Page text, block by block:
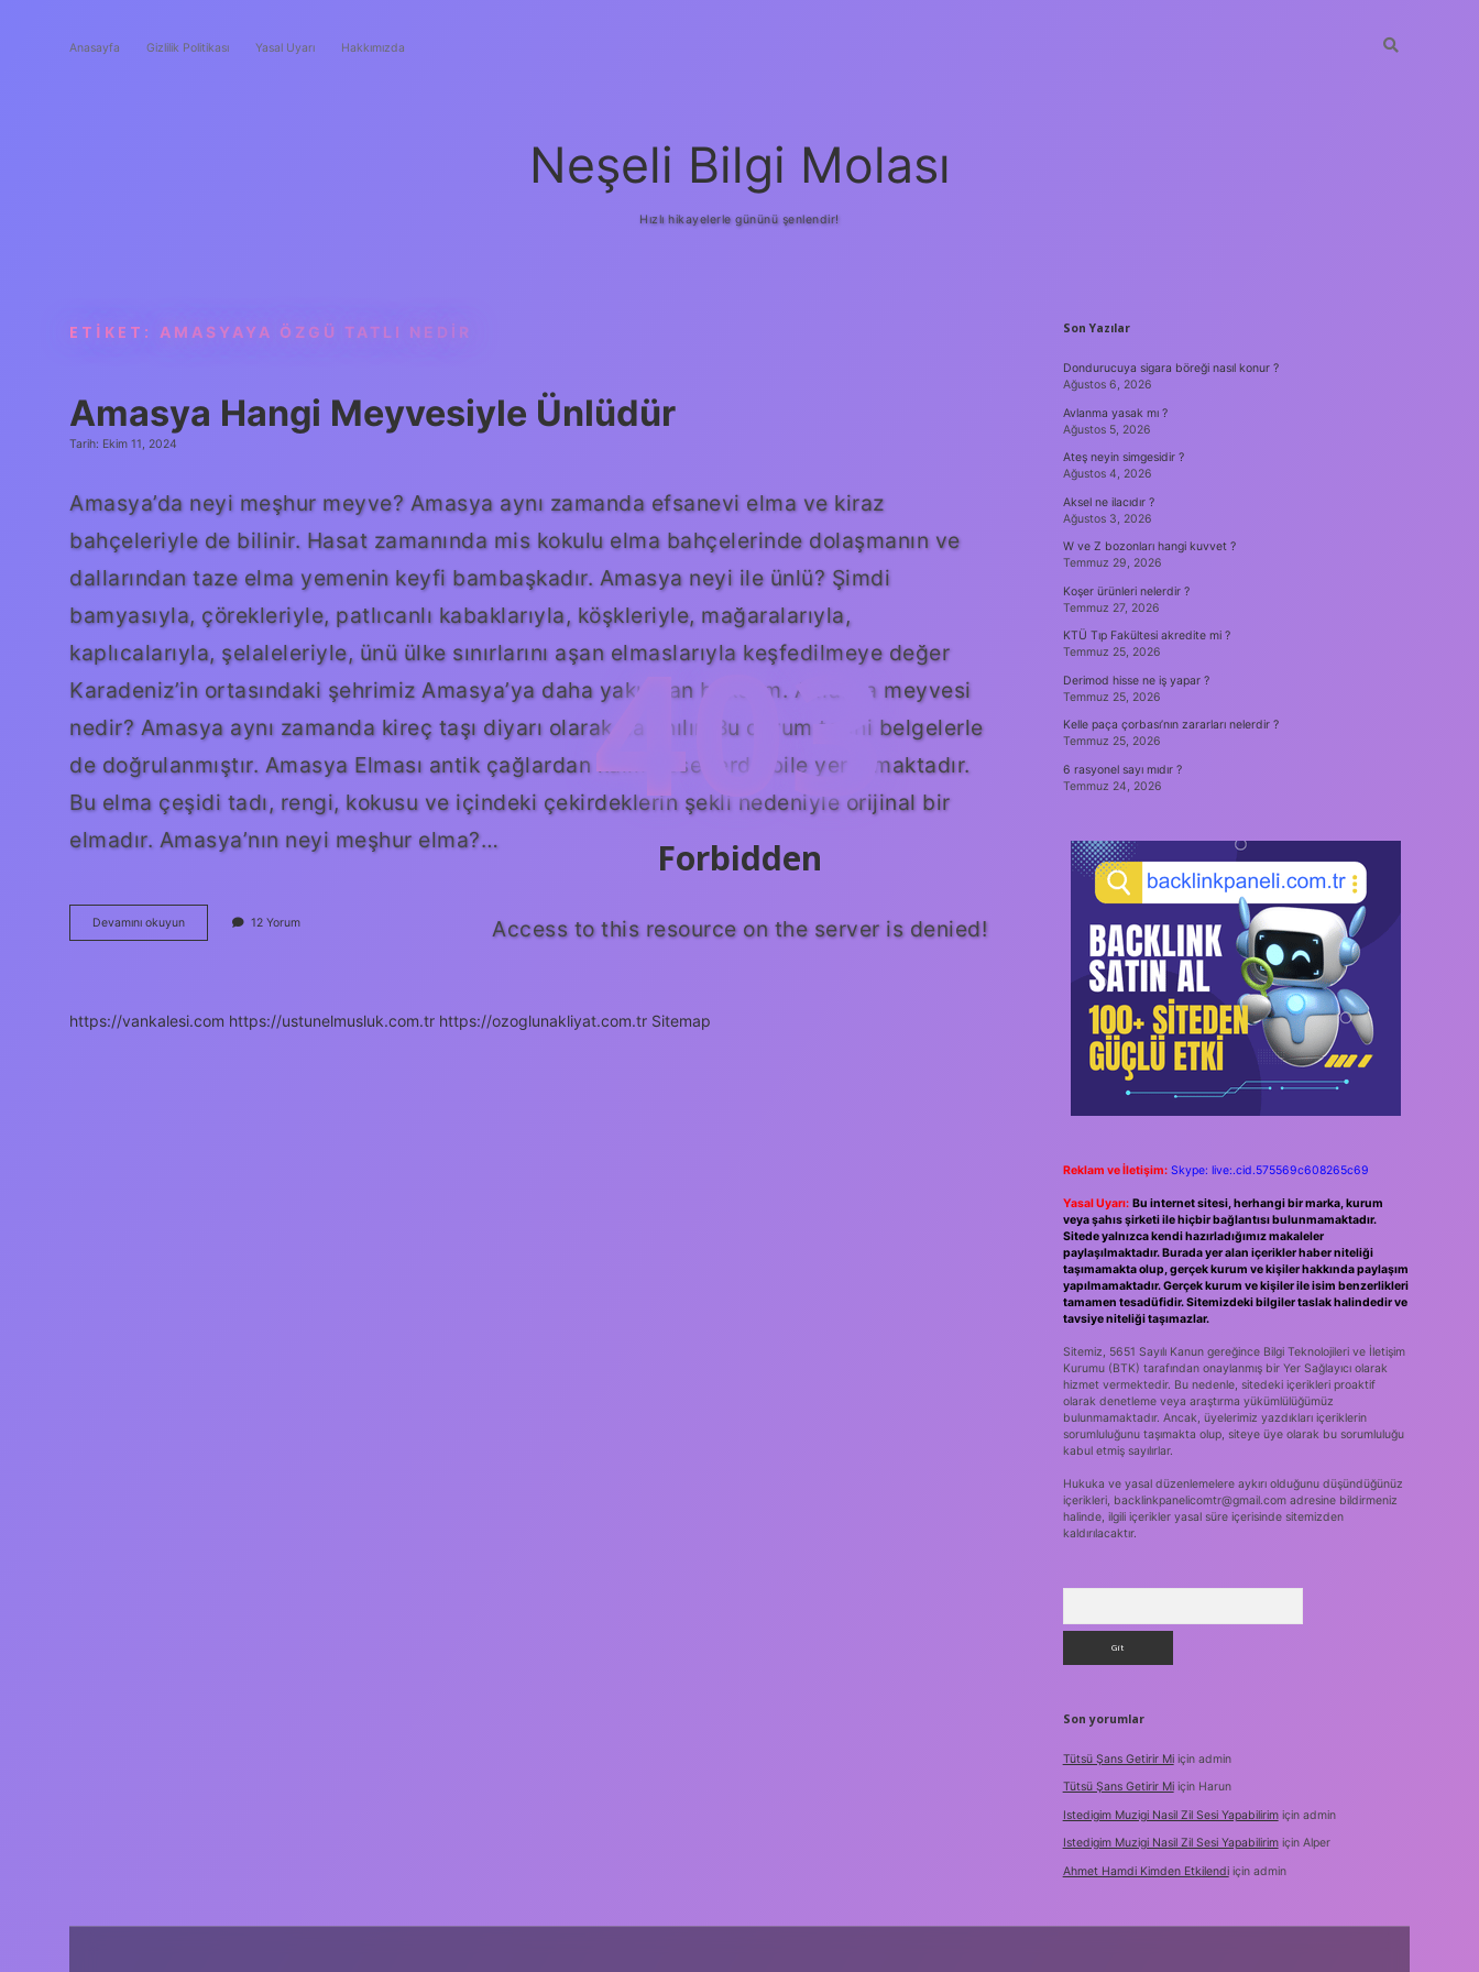
Anasayfa Gizlilik Politikası Yasal Uyarı Hakkımızda
Neşeli Bilgi Molası
Hızlı hikayelerle gününü şenlendir!
ETIKET: AMASYAYA ÖZGÜ TATLI NEDIR
Amasya Hangi Meyvesiyle Ünlüdür
Tarih: Ekim 11, 2024
Amasya’da neyi meşhur meyve? Amasya aynı zamanda efsanevi elma ve kiraz
bahçeleriyle de bilinir. Hasat zamanında mis kokulu elma bahçelerinde dolaşmanın ve
dallarından taze elma yemenin keyfi bambaşkadır. Amasya neyi ile ünlü? Şimdi
bamyasıyla, çörekleriyle, patlıcanlı kabaklarıyla, köşkleriyle, mağaralarıyla,
kaplıcalarıyla, şelaleleriyle, ünü ülke sınırlarını aşan elmaslarıyla keşfedilmeye değer
Karadeniz’in ortasındaki şehrimiz Amasya’ya daha yakından bakalım. Amasya meyvesi
nedir? Amasya aynı zamanda kireç taşı diyarı olarak da anılır. Bu durum tarihi belgelerle
de doğrulanmıştır. Amasya Elması antik çağlardan kalma eserlerde bile yer almaktadır.
Bu elma çeşidi tadı, rengi, kokusu ve içindeki çekirdeklerin şekli nedeniyle orijinal bir
elmadır. Amasya’nın neyi meşhur elma?…
Devamını okuyunAmasya
Hangi
12 Yorum
https://vankalesi.com https://ustunelmusluk.com.tr https://ozoglunakliyat.com.tr Sitemap
SIDEBAR
Son Yazılar
Dondurucuya sigara böreği nasıl konur ?
Ağustos 6, 2026
Avlanma yasak mı ?
Ağustos 5, 2026
Ateş neyin simgesidir ?
Ağustos 4, 2026
Aksel ne ilacıdır ?
Ağustos 3, 2026
W ve Z bozonları hangi kuvvet ?
Temmuz 29, 2026
Koşer ürünleri nelerdir ?
Temmuz 27, 2026
KTÜ Tıp Fakültesi akredite mi ?
Temmuz 25, 2026
Derimod hisse ne iş yapar ?
Temmuz 25, 2026
Kelle paça çorbası’nın zararları nelerdir ?
Temmuz 25, 2026
6 rasyonel sayı mıdır ?
Temmuz 24, 2026
Reklam ve İletişim: Skype: live:.cid.575569c608265c69
Yasal Uyarı: Bu internet sitesi, herhangi bir marka, kurum
veya şahıs şirketi ile hiçbir bağlantısı bulunmamaktadır.
Sitede yalnızca kendi hazırladığımız makaleler
paylaşılmaktadır. Burada yer alan içerikler haber niteliği
taşımamakta olup, gerçek kurum ve kişiler hakkında paylaşım
yapılmamaktadır. Gerçek kurum ve kişiler ile isim benzerlikleri
tamamen tesadüfidir. Sitemizdeki bilgiler taslak halindedir ve
tavsiye niteliği taşımazlar.
Sitemiz, 5651 Sayılı Kanun gereğince Bilgi Teknolojileri ve İletişim
Kurumu (BTK) tarafından onaylanmış bir Yer Sağlayıcı olarak
hizmet vermektedir. Bu nedenle, sitedeki içerikleri proaktif
olarak denetleme veya araştırma yükümlülüğümüz
bulunmamaktadır. Ancak, üyelerimiz yazdıkları içeriklerin
sorumluluğunu taşımakta olup, siteye üye olarak bu sorumluluğu
kabul etmiş sayılırlar.
Hukuka ve yasal düzenlemelere aykırı olduğunu düşündüğünüz
içerikleri, backlinkpanelicomtr@gmail.comadresine bildirmeniz
halinde, ilgili içerikler yasal süre içerisinde sitemizden
kaldırılacaktır.
Son yorumlar
Tütsü Şans Getirir Miiçin admin
Tütsü Şans Getirir Miiçin Harun
Istedigim Muzigi Nasil Zil Sesi Yapabilirimiçin admin
Istedigim Muzigi Nasil Zil Sesi Yapabilirimiçin Alper
Ahmet Hamdi Kimden Etkilendiiçin admin
403
Forbidden
Access to this resource on the server is denied!